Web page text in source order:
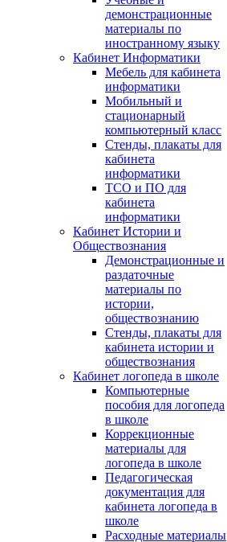
демонстрационные
материалы по
иностранному языку
Кабинет Информатики
Мебель для кабинета
информатики
Мобильный и
стационарный
компьютерный класс
Стенды, плакаты для
кабинета
информатики
ТСО и ПО для
кабинета
информатики
Кабинет Истории и
Обществознания
Демонстрационные и
раздаточные
материалы по
истории,
обществознанию
Стенды, плакаты для
кабинета истории и
обществознания
Кабинет логопеда в школе
Компьютерные
пособия для логопеда
в школе
Коррекционные
материалы для
логопеда в школе
Педагогическая
документация для
кабинета логопеда в
школе
Расходные материалы